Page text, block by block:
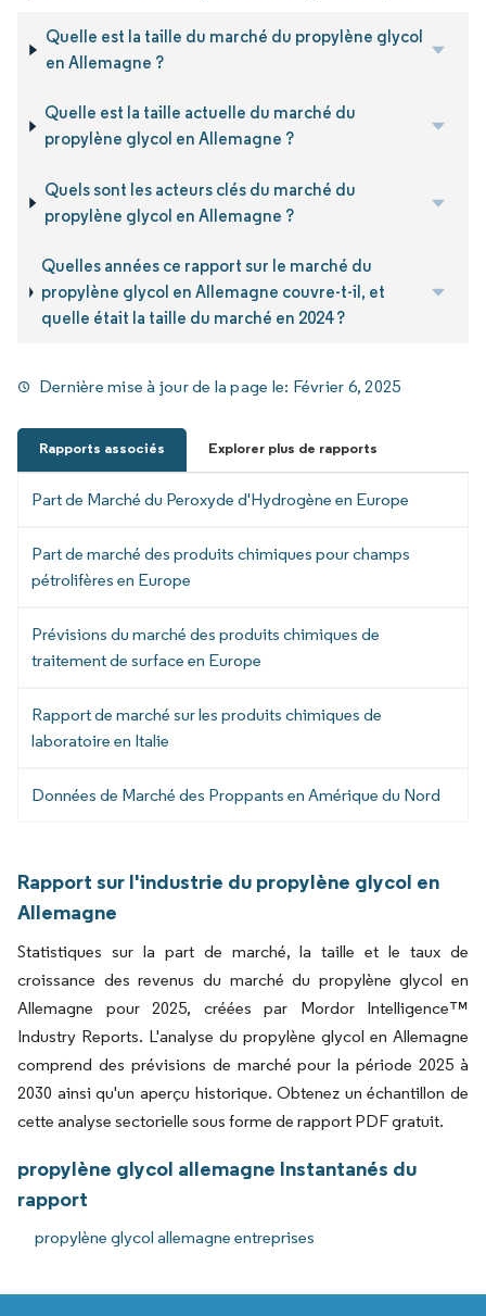
Quelle est la taille du marché du propylène glycol
en Allemagne ?
Quelle est la taille actuelle du marché du
propylène glycol en Allemagne ?
Quels sont les acteurs clés du marché du
propylène glycol en Allemagne ?
Quelles années ce rapport sur le marché du
propylène glycol en Allemagne couvre-t-il, et
quelle était la taille du marché en 2024 ?
Dernière mise à jour de la page le: Février 6, 2025
Rapports associés Explorer plus de rapports
Part de Marché du Peroxyde d'Hydrogène en Europe
Part de marché des produits chimiques pour champs
pétrolifères en Europe
Prévisions du marché des produits chimiques de
traitement de surface en Europe
Rapport de marché sur les produits chimiques de
laboratoire en Italie
Données de Marché des Proppants en Amérique du Nord
Rapport sur l'industrie du propylène glycol en
Allemagne
Statistiques sur la part de marché, la taille et le taux de
croissance des revenus du marché du propylène glycol en
Allemagne pour 2025, créées par Mordor Intelligence™
Industry Reports. L'analyse du propylène glycol en Allemagne
comprend des prévisions de marché pour la période 2025 à
2030 ainsi qu'un aperçu historique. Obtenez un échantillon de
cette analyse sectorielle sous forme de rapport PDF gratuit.
propylène glycol allemagne Instantanés du
rapport
propylène glycol allemagne entreprises